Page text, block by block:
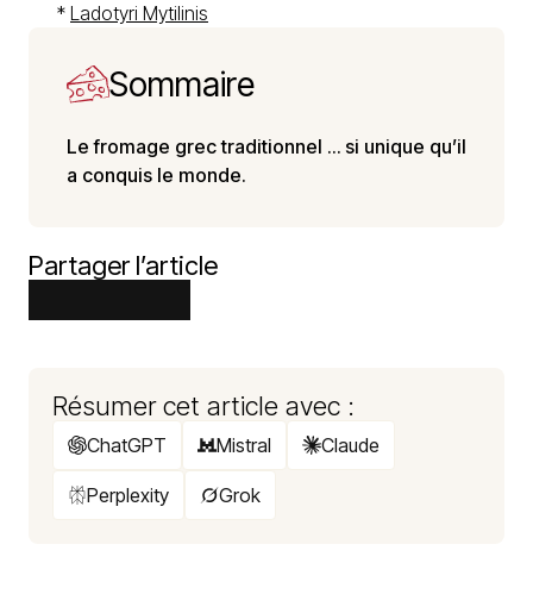
* Ladotyri Mytilinis
Sommaire
Le fromage grec traditionnel … si unique qu’il
a conquis le monde.
Partager l’article
Résumer cet article avec :
ChatGPT Mistral Claude
Perplexity Grok